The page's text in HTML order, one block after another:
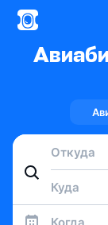
Когда